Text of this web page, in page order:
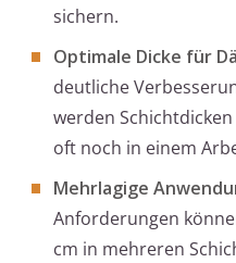
sichern.
Optimale Dicke für
deutliche
werden
oft noch in einem
Mehrlagige
Anforderungen
cm in mehreren